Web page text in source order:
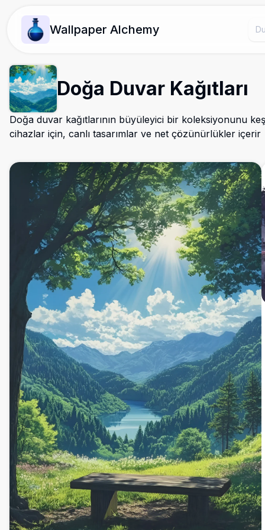
Wallpaper Alchemy
Doğa Duvar Kağıtları
Doğa duvar kağıtlarının büyüleyici bir koleksiyonunu
cihazlar için, canlı tasarımlar ve net çözünürlükler içerir